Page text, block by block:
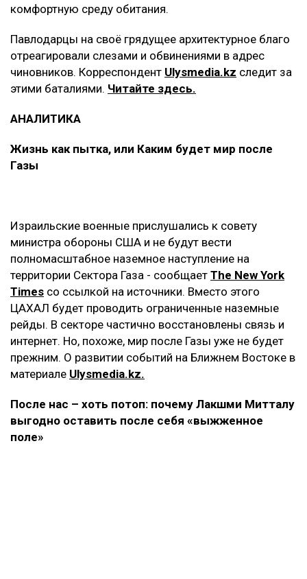
комфортную среду обитания.
Павлодарцы на своё грядущее архитектурное благо
отреагировали слезами и обвинениями в адрес
чиновников. Корреспондент Ulysmedia.kz следит за
этими баталиями. Читайте здесь.
АНАЛИТИКА
Жизнь как пытка, или Каким будет мир после
Газы
Израильские военные прислушались к совету
министра обороны США и не будут вести
полномасштабное наземное наступление на
территории Сектора Газа - сообщает The New York
Times со ссылкой на источники. Вместо этого
ЦАХАЛ будет проводить ограниченные наземные
рейды. В секторе частично восстановлены связь и
интернет. Но, похоже, мир после Газы уже не будет
прежним. О развитии событий на Ближнем Востоке в
материале Ulysmedia.kz.
После нас – хоть потоп: почему Лакшми Митталу
выгодно оставить после себя «выжженное
поле»